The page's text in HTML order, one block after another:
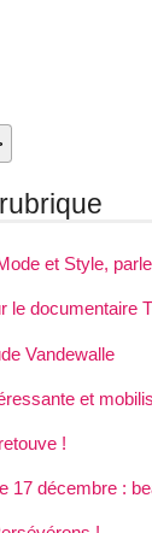
et Style,
le documentaire
Vandewalle
et
!
17 décembre :